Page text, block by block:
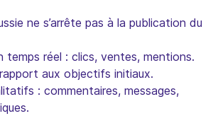
ne s’arrête pas à la publication du
temps réel : clics, ventes, mentions.
aux objectifs initiaux.
: commentaires, messages,